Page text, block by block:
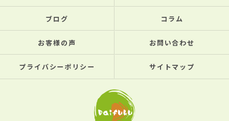
ブログ コラム
お客様の声 お問い合わせ
プライバシーポリシー サイトマップ